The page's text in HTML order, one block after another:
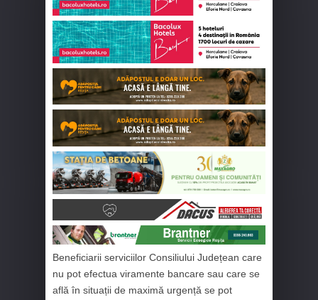
Beneficiarii serviciilor Consiliului Județean care
nu pot efectua viramente bancare sau care se
află în situații de maximă urgență se pot